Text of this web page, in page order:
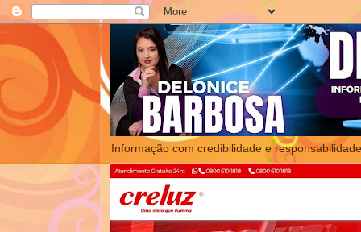
Informação com credibilidade e